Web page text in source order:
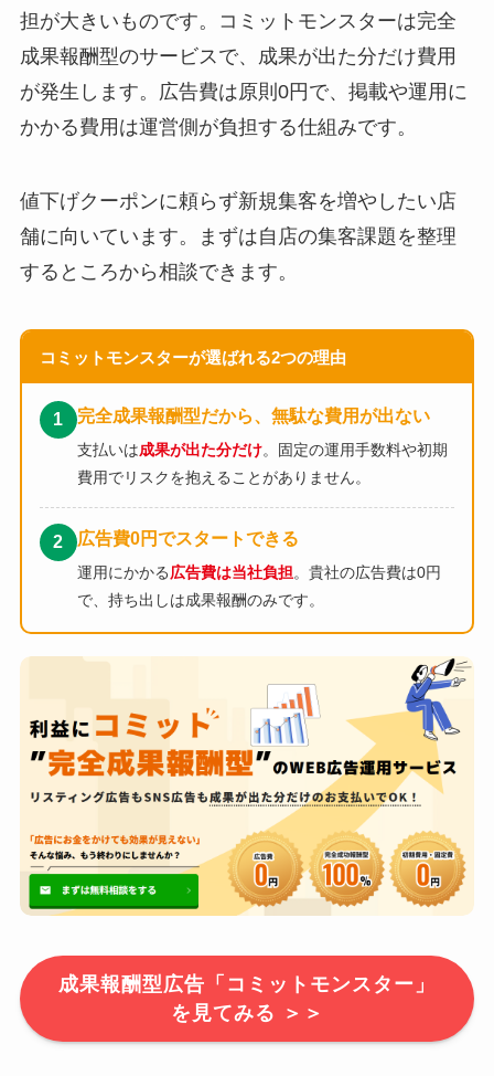
担が大きいものです。コミットモンスターは完全
成果報酬型のサービスで、成果が出た分だけ費用
が発生します。広告費は原則0円で、掲載や運用に
かかる費用は運営側が負担する仕組みです。
値下げクーポンに頼らず新規集客を増やしたい店
舗に向いています。まずは自店の集客課題を整理
するところから相談できます。
コミットモンスターが選ばれる2つの理由
1 完全成果報酬型だから、無駄な費用が出ない
支払いは成果が出た分だけ。固定の運用手数料や初期
費用でリスクを抱えることがありません。
2 広告費0円でスタートできる
運用にかかる広告費は当社負担。貴社の広告費は0円
で、持ち出しは成果報酬のみです。
成果報酬型広告「コミットモンスター」
を見てみる ＞＞